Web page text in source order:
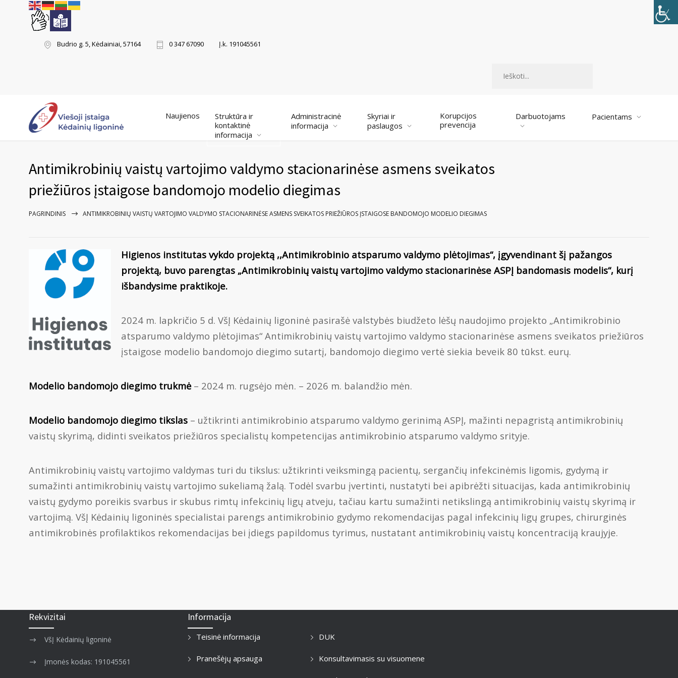
Budrio g. 5, Kėdainiai, 57164 0 347 67090 Į.k. 191045561
Naujienos
Struktūra ir
kontaktinė
informacija
Administracinė
informacija
Skyriai ir
paslaugos
Korupcijos
prevencija
Darbuotojams Pacientams
Antimikrobinių vaistų vartojimo valdymo stacionarinėse asmens sveikatos
priežiūros įstaigose bandomojo modelio diegimas
PAGRINDINIS ANTIMIKROBINIŲ VAISTŲ VARTOJIMO VALDYMO STACIONARINĖSE ASMENS SVEIKATOS PRIEŽIŪROS ĮSTAIGOSE BANDOMOJO MODELIO DIEGIMAS
Higienos institutas vykdo projektą ,,Antimikrobinio atsparumo valdymo plėtojimas“, įgyvendinant šį pažangos
projektą, buvo parengtas „Antimikrobinių vaistų vartojimo valdymo stacionarinėse ASPĮ bandomasis modelis“, kurį
išbandysime praktikoje.
2024 m. lapkričio 5 d. VšĮ Kėdainių ligoninė pasirašė valstybės biudžeto lėšų naudojimo projekto „Antimikrobinio
atsparumo valdymo plėtojimas“ Antimikrobinių vaistų vartojimo valdymo stacionarinėse asmens sveikatos priežiūros
įstaigose modelio bandomojo diegimo sutartį, bandomojo diegimo vertė siekia beveik 80 tūkst. eurų.
Modelio bandomojo diegimo trukmė– 2024 m. rugsėjo mėn. – 2026 m. balandžio mėn.
Modelio bandomojo diegimo tikslas – užtikrinti antimikrobinio atsparumo valdymo gerinimą ASPĮ, mažinti nepagristą antimikrobinių
vaistų skyrimą, didinti sveikatos priežiūros specialistų kompetencijas antimikrobinio atsparumo valdymo srityje.
Antimikrobinių vaistų vartojimo valdymas turi du tikslus: užtikrinti veiksmingą pacientų, sergančių infekcinėmis ligomis, gydymą ir
sumažinti antimikrobinių vaistų vartojimo sukeliamą žalą. Todėl svarbu įvertinti, nustatyti bei apibrėžti situacijas, kada antimikrobinių
vaistų gydymo poreikis svarbus ir skubus rimtų infekcinių ligų atveju, tačiau kartu sumažinti netikslingą antimikrobinių vaistų skyrimą ir
vartojimą. VšĮ Kėdainių ligoninės specialistai parengs antimikrobinio gydymo rekomendacijas pagal infekcinių ligų grupes, chirurginės
antimikrobinės profilaktikos rekomendacijas bei įdiegs papildomus tyrimus, nustatant antimikrobinių vaistų koncentraciją kraujyje.
Rekvizitai
VšĮ Kėdainių ligoninė
Įmonės kodas: 191045561
Informacija
Teisinė informacija
Pranešėjų apsauga
DUK
Konsultavimasis su visuomene